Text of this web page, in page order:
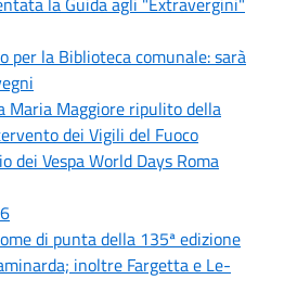
per la Biblioteca comunale: sarà
Maria Maggiore ripulito della
dei Vigili del Fuoco
dei Vespa World Days Roma
di punta della 135ª edizione
inoltre Fargetta e Le-